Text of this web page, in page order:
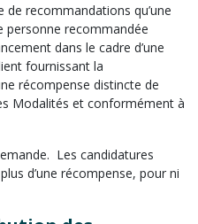
de recommandations qu’une
personne recommandée
dans le cadre d’une
fournissant la
récompense distincte de
Modalités et conformément à
Les candidatures
d’une récompense, pour ni